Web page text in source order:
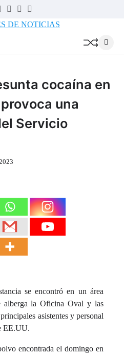
LinkedIn
Instagram
YouTube
cocaína en
una
Servicio
se encontró en un área
alberga la Oficina Oval y las
asistentes y personal
EE.UU.
encontrada el domingo en